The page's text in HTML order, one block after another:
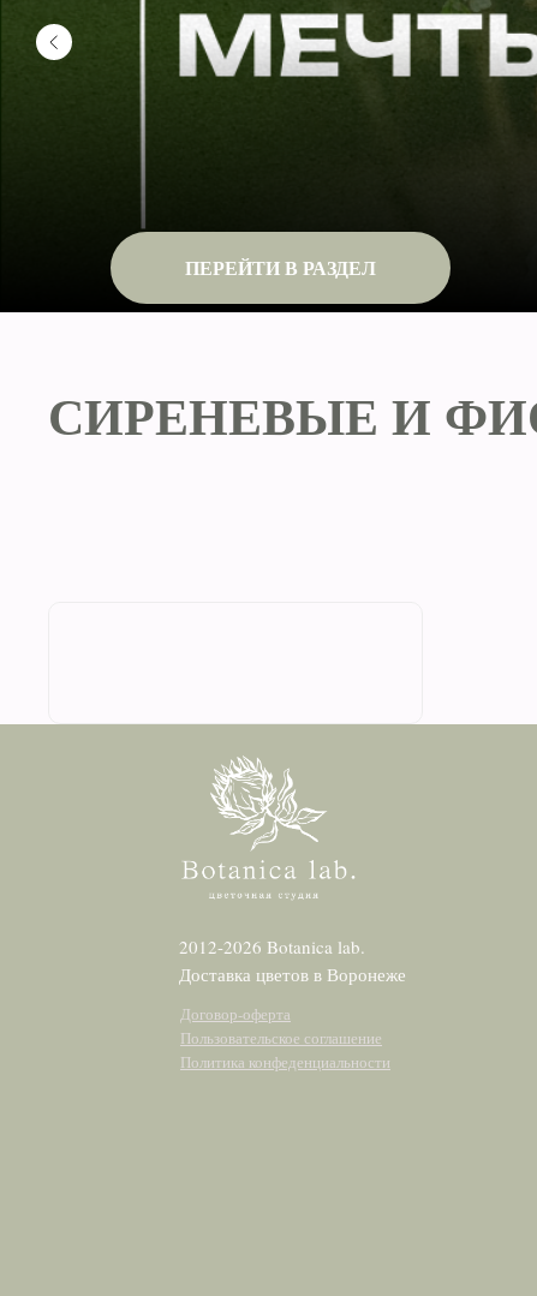
ПЕРЕЙТИ В РАЗДЕЛ
СИРЕНЕВЫЕ И
2012-2026 Botanica lab.
Доставка цветов в Воронеже
Договор-оферта
Пользовательское соглашение
Политика конфеденциальности